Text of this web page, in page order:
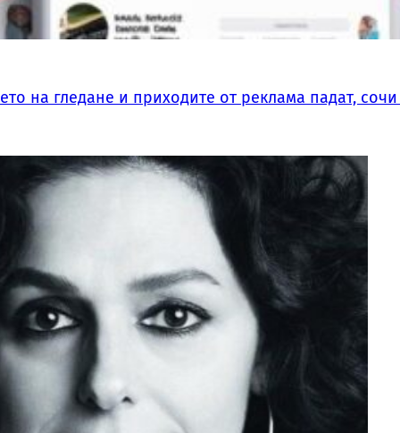
на гледане и приходите от реклама падат,